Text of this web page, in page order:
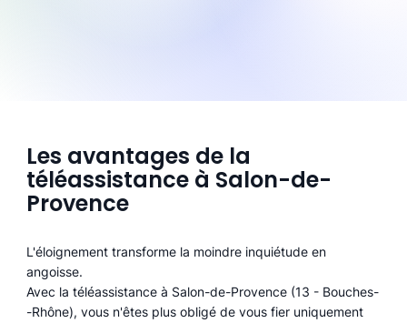
Les avantages de la
téléassistance à Salon-de-
Provence
L'éloignement transforme la moindre inquiétude en
angoisse.
Avec la téléassistance à Salon-de-Provence (13 - Bouches-
-Rhône), vous n'êtes plus obligé de vous fier uniquement